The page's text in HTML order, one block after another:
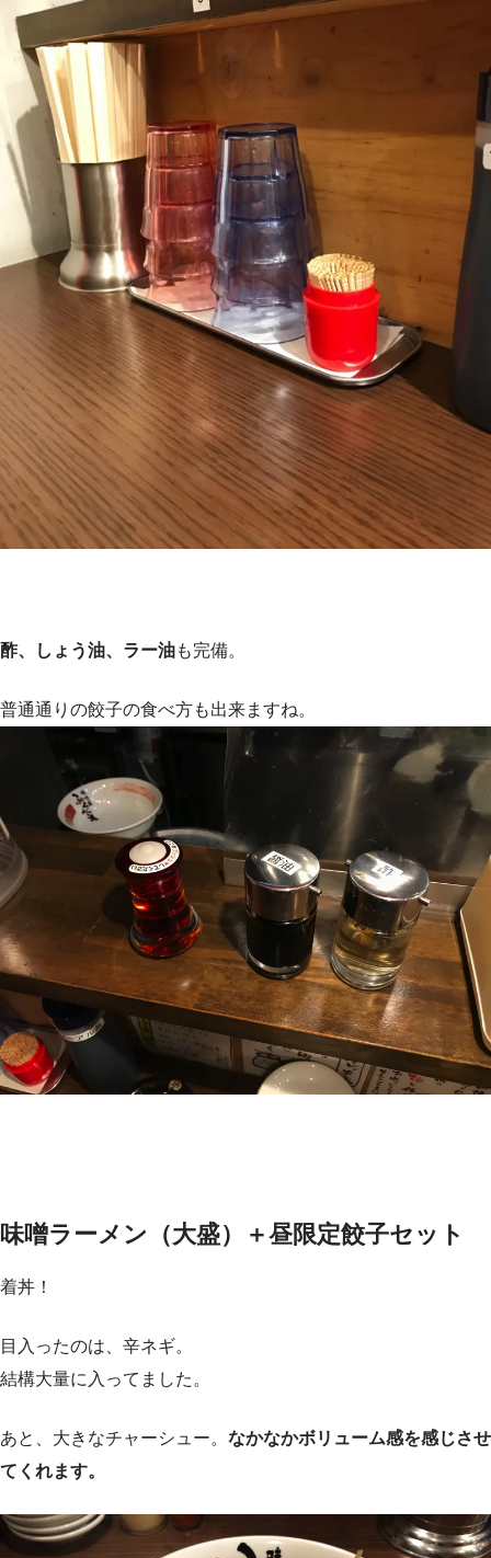
酢、しょう油、ラー油も完備。
普通通りの餃子の食べ方も出来ますね。
味噌ラーメン（大盛）＋昼限定餃子セット
着丼！
目入ったのは、辛ネギ。
結構大量に入ってました。
あと、大きなチャーシュー。 なかなかボリューム感を感じさせ
てくれます。